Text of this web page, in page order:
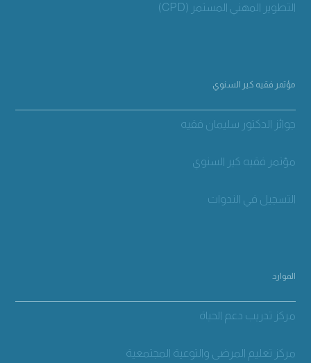
التطوير المهني المستمر (CPD)
مؤتمر فقيه كير السنوي
جوائز الدكتور سليمان فقيه
مؤتمر فقيه كير السنوي
التسجيل في الندوات
الموارد
مركز تدريب دعم الحياة
مركز تعليم المرضى والتوعية المجتمعية